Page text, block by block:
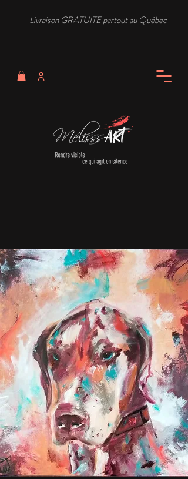
Livraison GRATUITE partout au Québec